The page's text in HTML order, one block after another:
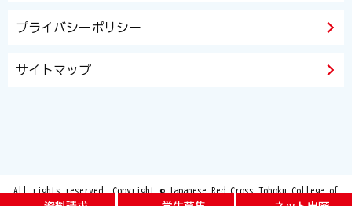
プライバシーポリシー
サイトマップ
All rights reserved. Copyright © Japanese Red Cross Tohoku College of